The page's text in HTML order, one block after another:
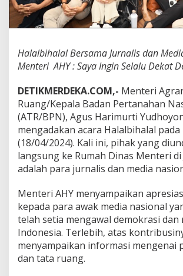
u
r
n
l
i
s
a
n
M
e
d
a
N
o
n
a
,
Halalbihalal Bersama Jurnalis dan
Menteri AHY : Saya Ingin Selalu Dekat
DETIKMERDEKA.COM,- Menteri
Ruang/Kepala Badan Pertanahan
(ATR/BPN), Agus Harimurti
mengadakan acara Halalbihalal pada
(18/04/2024). Kali ini, pihak yang
langsung ke Rumah Dinas Menteri di
adalah para jurnalis dan media
Menteri AHY menyampaikan
kepada para awak media nasional
telah setia mengawal demokrasi dan
Indonesia. Terlebih, atas
menyampaikan informasi mengenai
dan tata ruang.